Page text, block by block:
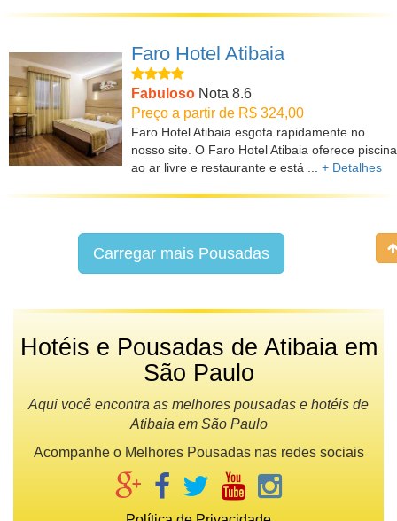
Faro Hotel Atibaia
Fabuloso Nota 8.6
Preço a partir de R$ 324,00
Faro Hotel Atibaia esgota rapidamente no
nosso site. O Faro Hotel Atibaia oferece piscina
ao ar livre e restaurante e está ... + Detalhes
Carregar mais Pousadas
Hotéis e Pousadas de Atibaia em
São Paulo
Aqui você encontra as melhores pousadas e hotéis de
Atibaia em São Paulo
Acompanhe o Melhores Pousadas nas redes sociais